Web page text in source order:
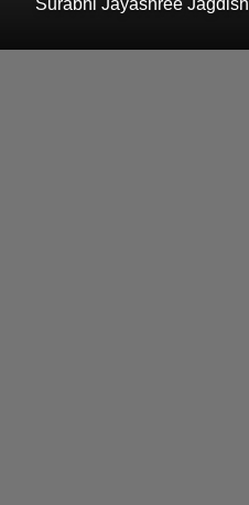
Surabhi Jayashree Jagdish